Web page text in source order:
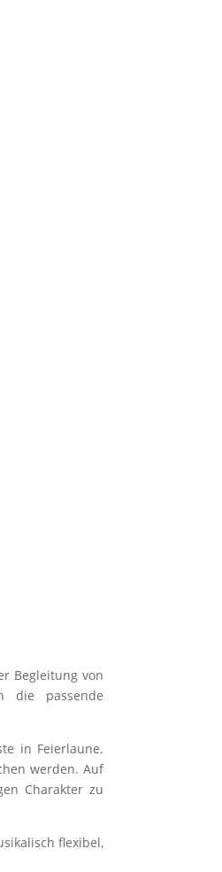
Begleitung von
die passende
in Feierlaune.
werden. Auf
Charakter zu
flexibel,